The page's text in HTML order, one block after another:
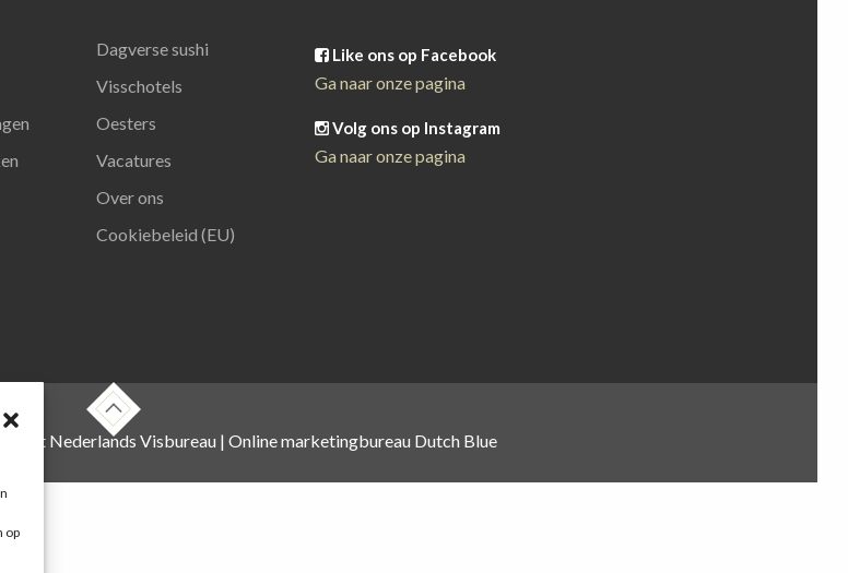
op
Dagverse sushi
Visschotels
Oesters
Vacatures
Over ons
Cookiebeleid (EU)
Like ons op Facebook
Ga naar onze pagina
Volg ons op Instagram
Ga naar onze pagina
het Nederlands Visbureau |Online marketingbureau Dutch Blue